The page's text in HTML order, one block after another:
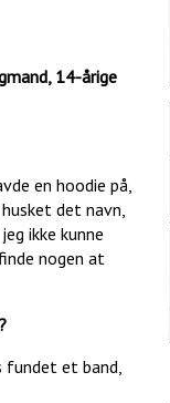
14-årige
en hoodie på,
det navn,
ikke kunne
nogen at
fundet et band,